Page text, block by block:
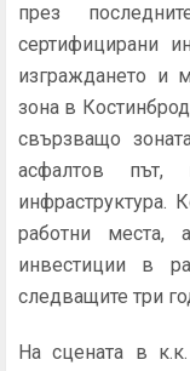
през
сертифицирани
изграждането и
зона в
свързващо
асфалтов път,
инфраструктура.
работни места,
инвестиции в
следващите три
На сцената в